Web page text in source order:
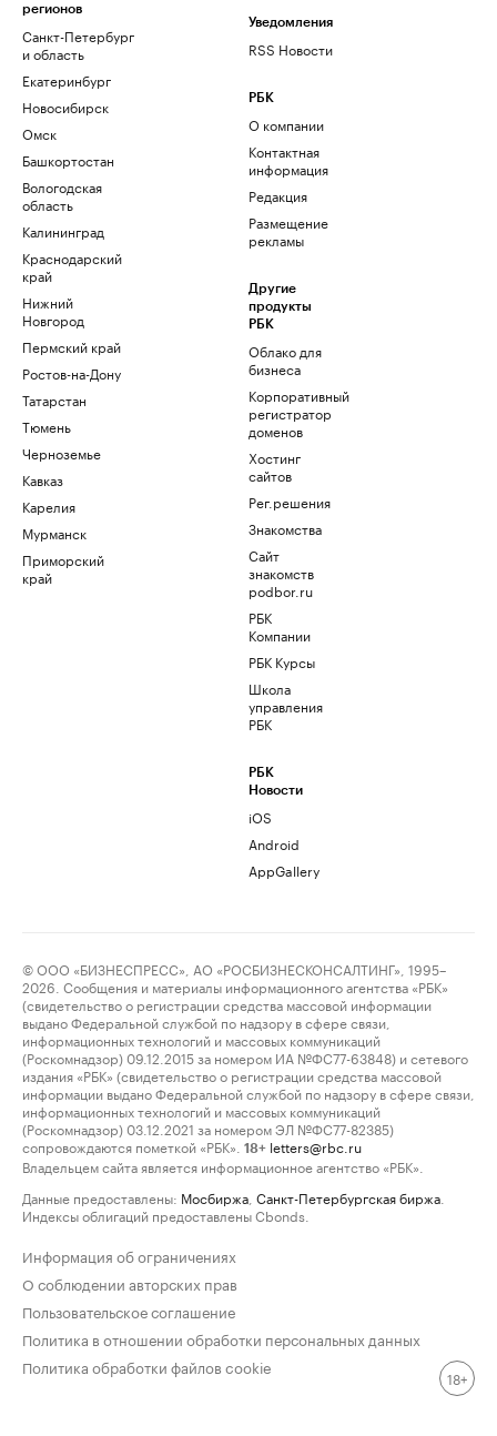
регионов
Санкт-Петербург
и область
Екатеринбург
Новосибирск
Омск
Башкортостан
Вологодская
область
Калининград
Краснодарский
край
Нижний
Новгород
Пермский край
Ростов-на-Дону
Татарстан
Тюмень
Черноземье
Кавказ
Карелия
Мурманск
Приморский
край
Уведомления
RSS Новости
РБК
О компании
Контактная
информация
Редакция
Размещение
рекламы
Другие
продукты
РБК
Облако для
бизнеса
Корпоративный
регистратор
доменов
Хостинг
сайтов
Рег.решения
Знакомства
Сайт
знакомств
podbor.ru
РБК
Компании
РБК Курсы
Школа
управления
РБК
РБК
Новости
iOS
Android
AppGallery
© ООО «БИЗНЕСПРЕСС», АО «РОСБИЗНЕСКОНСАЛТИНГ», 1995–
2026. Сообщения и материалы информационного агентства «РБК»
(свидетельство о регистрации средства массовой информации
выдано Федеральной службой по надзору в сфере связи,
информационных технологий и массовых коммуникаций
(Роскомнадзор) 09.12.2015 за номером ИА №ФС77-63848) и сетевого
издания «РБК» (свидетельство о регистрации средства массовой
информации выдано Федеральной службой по надзору в сфере связи,
информационных технологий и массовых коммуникаций
(Роскомнадзор) 03.12.2021 за номером ЭЛ №ФС77-82385)
сопровождаются пометкой «РБК».
18+ letters@rbc.ru
Владельцем сайта является информационное агентство «РБК».
Данные предоставлены: Мосбиржа Санкт-Петербургская биржа
Индексы облигаций предоставлены Cbonds.
Информация об ограничениях
О соблюдении авторских прав
Пользовательское соглашение
Политика в отношении обработки персональных данных
Политика обработки файлов cookie
18+